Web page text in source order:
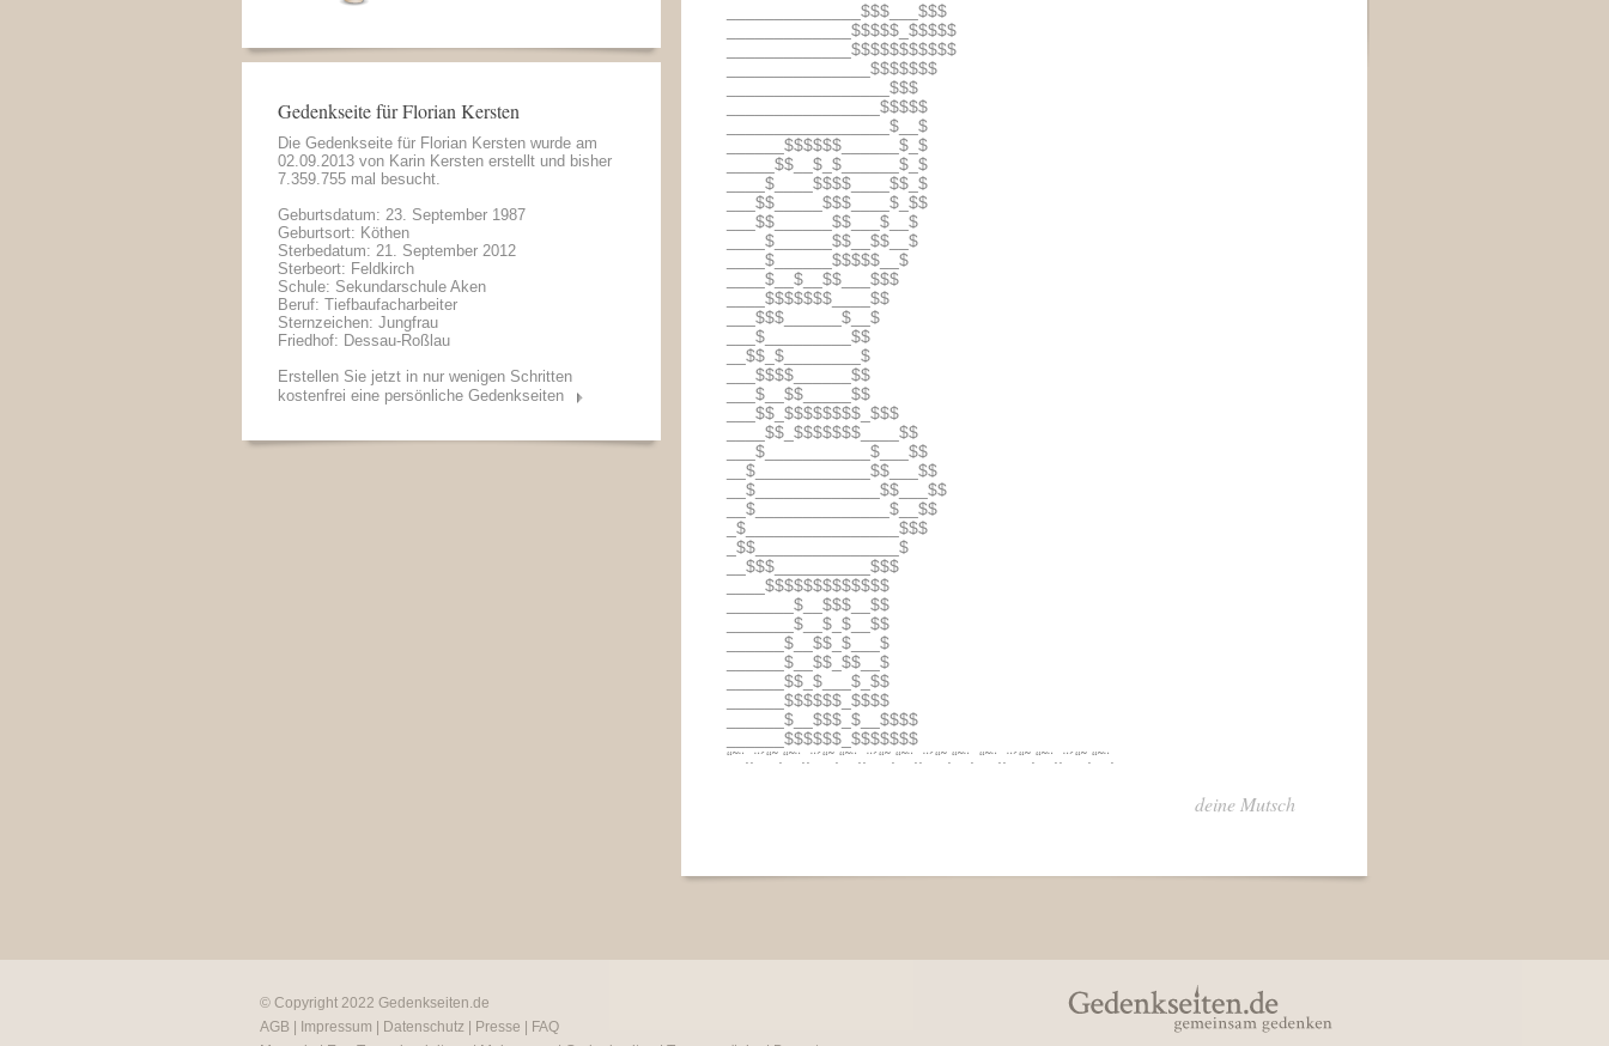
______________$$$___$$$
_____________$$$$$_$$$$$
_____________$$$$$$$$$$$
_______________$$$$$$$
_________________$$$
________________$$$$$
_________________$__$
______$$$$$$______$_$
_____$$__$_$______$_$
____$____$$$$____$$_$
___$$_____$$$____$_$$
___$$______$$___$__$
____$______$$__$$__$
____$______$$$$$__$
____$__$__$$___$$$
____$$$$$$$____$$
___$$$______$__$
___$_________$$
__$$_$________$
___$$$$______$$
___$__$$_____$$
___$$_$$$$$$$$_$$$
____$$_$$$$$$$____$$
___$___________$___$$
__$____________$$___$$
__$_____________$$___$$
__$______________$__$$
_$________________$$$
_$$_______________$
__$$$__________$$$
____$$$$$$$$$$$$$
_______$__$$$__$$
_______$__$_$__$$
______$__$$_$___$
______$__$$_$$__$
______$$_$___$_$$
______$$$$$$_$$$$
______$__$$$_$__$$$$
______$$$$$$_$$$$$$$
“˜¨..¨´“˜.“˜¨..¨´“˜.“˜¨..¨´“˜.“˜¨..¨´“˜.“˜¨. “˜¨..¨´“˜.“˜¨..¨´“˜.“˜¨.
deine Mutsch
Gedenkseite für Florian Kersten
Die Gedenkseite für Florian Kersten wurde am
02.09.2013 von Karin Kersten erstellt und bisher
7.359.755 mal besucht.
Geburtsdatum: 23. September 1987
Geburtsort: Köthen
Sterbedatum: 21. September 2012
Sterbeort: Feldkirch
Schule: Sekundarschule Aken
Beruf: Tiefbaufacharbeiter
Sternzeichen: Jungfrau
Friedhof: Dessau-Roßlau
Erstellen Sie jetzt in nur wenigen Schritten
kostenfrei eine persönliche Gedenkseiten
© Copyright 2022 Gedenkseiten.de
AGB
Impressum Datenschutz Presse
FAQ